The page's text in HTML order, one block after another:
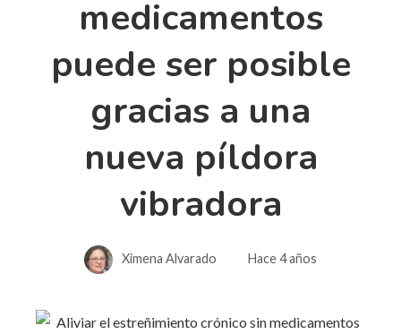
medicamentos
puede ser posible
gracias a una
nueva píldora
vibradora
Ximena Alvarado Hace 4 años